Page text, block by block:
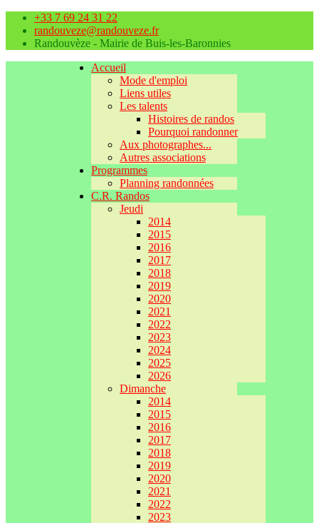
+33 7 69 24 31 22
randouveze@randouveze.fr
Randouvèze - Mairie de Buis-les-Baronnies
Accueil
Mode d'emploi
Liens utiles
Les talents
Histoires de randos
Pourquoi randonner
Aux photographes...
Autres associations
Programmes
Planning randonnées
C.R. Randos
Jeudi
2014
2015
2016
2017
2018
2019
2020
2021
2022
2023
2024
2025
2026
Dimanche
2014
2015
2016
2017
2018
2019
2020
2021
2022
2023